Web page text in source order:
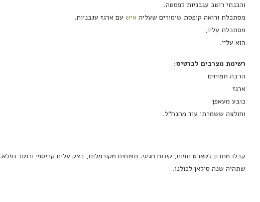
והכנתי רוטב עגבניות לפסטה.
מסתכלת ורואה קופסת שימורים שעליהאיש עם ארגז עגבניות.
מסתכלת עליו,
הוא עליי.
רשימת מצרכים לכרטיס:
הרבה תפוחים
ארגז
כובע מעאפן
וחולצה ששמרתי עוד מהנח"ל.
קבלו מתכון לטארט תפוח, קינוח חגיגי. תפוחים מקורמלים, בצק עלים קריספי ורוטב נפלא.
שתהיה שנה סילאן לכולנו.